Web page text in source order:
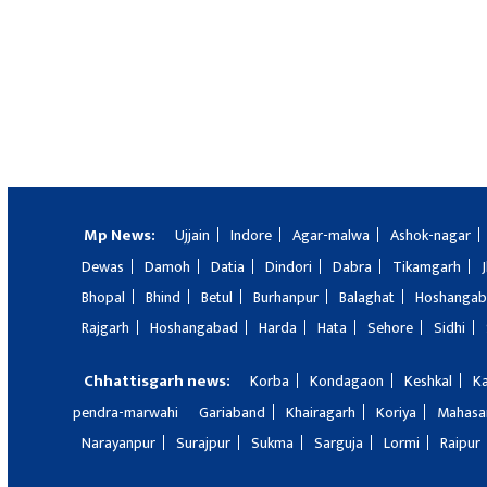
Mp News: Ujjain Indore Agar-malwa
Ashok-nagar
Dewas
Damoh Datia Dindori Dabra Tikamgarh
Bhopal
Bhind Betul Burhanpur Balaghat
Rajgarh
Hoshangabad Harda Hata Sehore Sidhi
Chhattisgarh news: Korba Kondagaon Keshkal
pendra-marwahi
Gariaband Khairagarh Koriya
Narayanpur
Surajpur Sukma Sarguja Lormi Raipur